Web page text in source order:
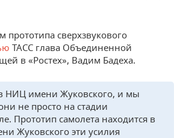
прототипа сверхзвукового
ТАСС глава Объединенной
в «Ростех», Вадим Бадеха.
НИЦ имени Жуковского, и мы
не просто на стадии
Прототип самолета находится в
Жуковского эти усилия